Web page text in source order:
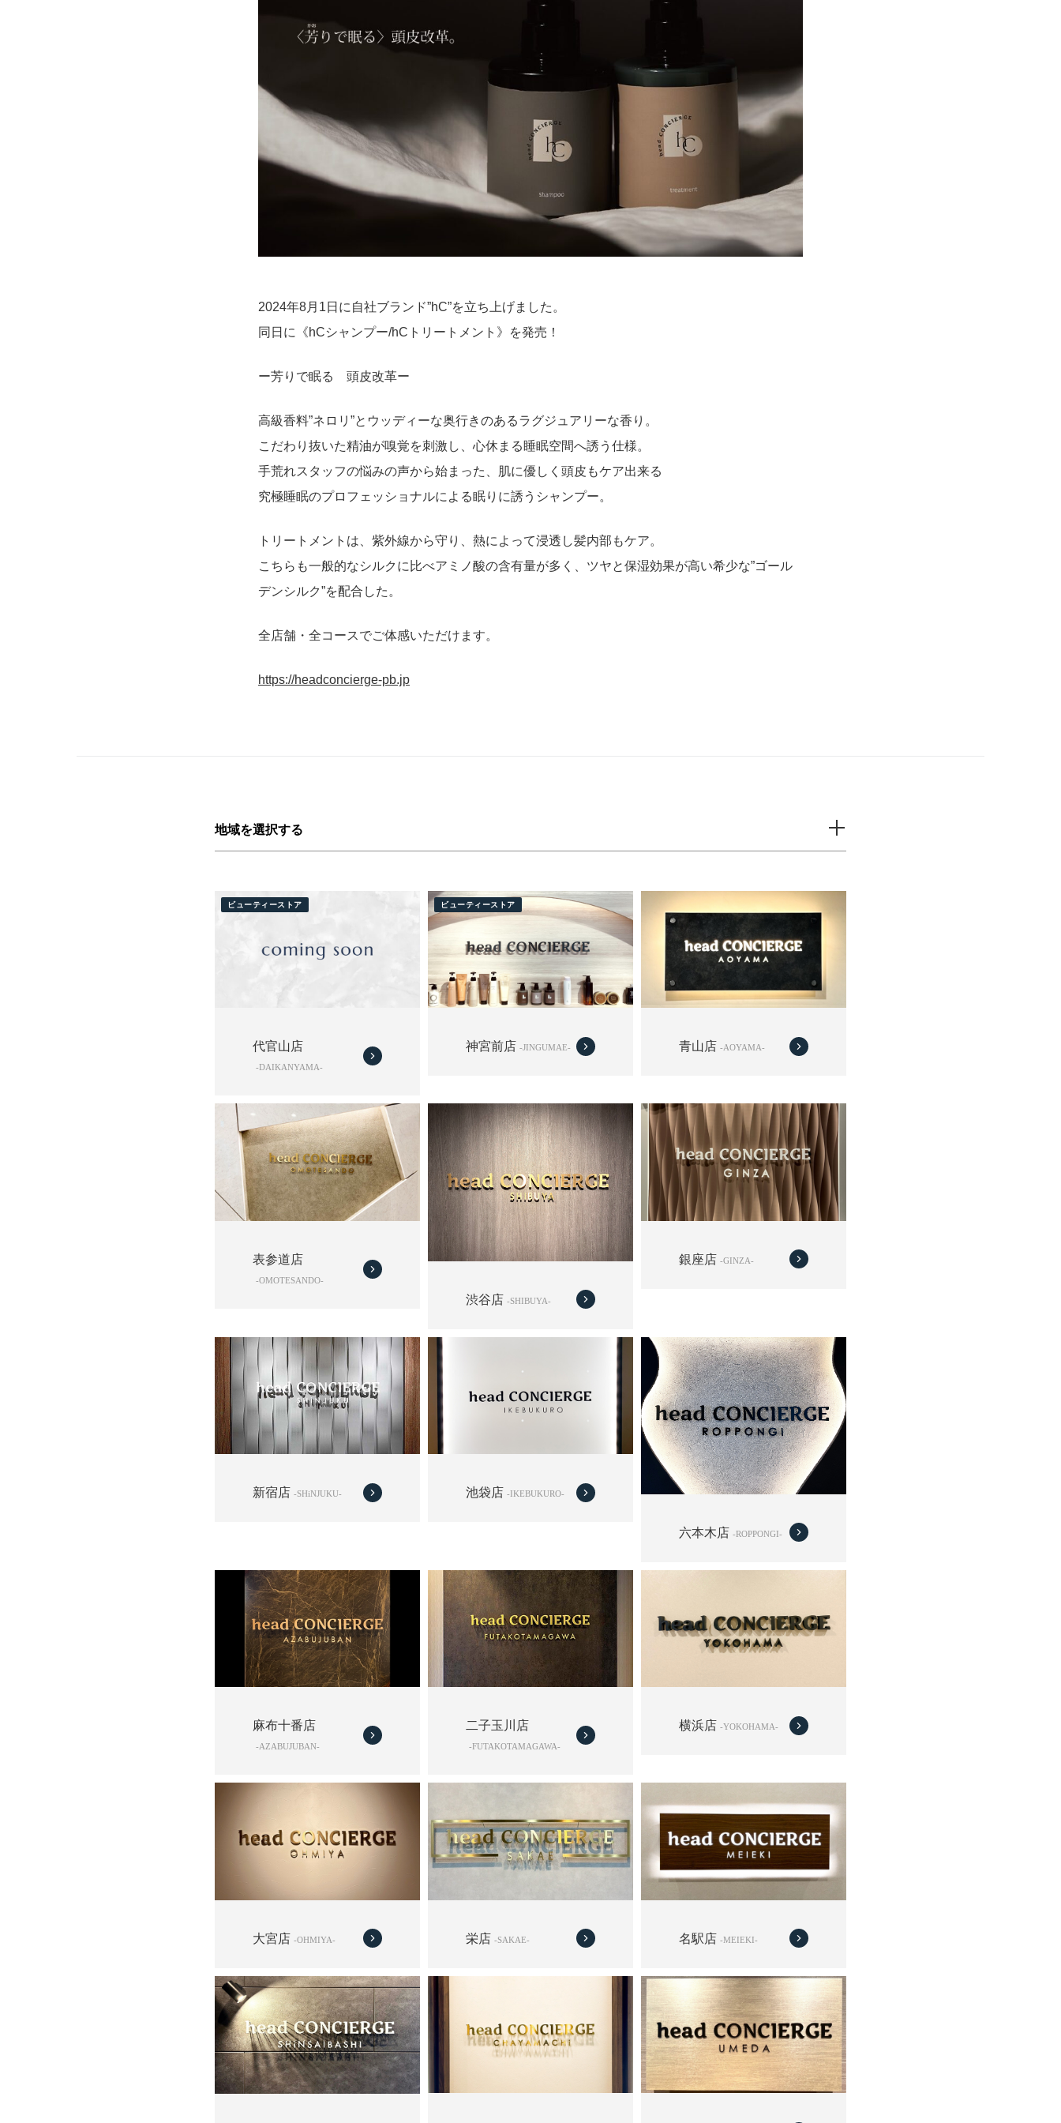
2024年8月1日に自社ブランド”hC”を立ち上げました。
同日に《hCシャンプー/hCトリートメント》を発売！
ー芳りで眠る 頭皮改革ー
高級香料”ネロリ”とウッディーな奥行きのあるラグジュアリーな香り。
こだわり抜いた精油が嗅覚を刺激し、心休まる睡眠空間へ誘う仕様。
手荒れスタッフの悩みの声から始まった、肌に優しく頭皮もケア出来る
究極睡眠のプロフェッショナルによる眠りに誘うシャンプー。
トリートメントは、紫外線から守り、熱によって浸透し髪内部もケア。
こちらも一般的なシルクに比べアミノ酸の含有量が多く、ツヤと保湿効果が高い希少な”ゴール
デンシルク”を配合した。
全店舗・全コースでご体感いただけます。
https://headconcierge-pb.jp
地域を選択する
ビューティーストア
代官山店
-DAIKANYAMA-
ビューティーストア
神宮前店 -JINGUMAE- 青山店 -AOYAMA-
表参道店
-OMOTESANDO-
渋谷店 -SHIBUYA-
銀座店 -GINZA-
新宿店 -SHiNJUKU- 池袋店 -IKEBUKURO-
六本木店 -ROPPONGI-
麻布十番店
-AZABUJUBAN-
二子玉川店
-FUTAKOTAMAGAWA-
横浜店 -YOKOHAMA-
大宮店 -OHMIYA- 栄店 -SAKAE- 名駅店 -MEIEKI-